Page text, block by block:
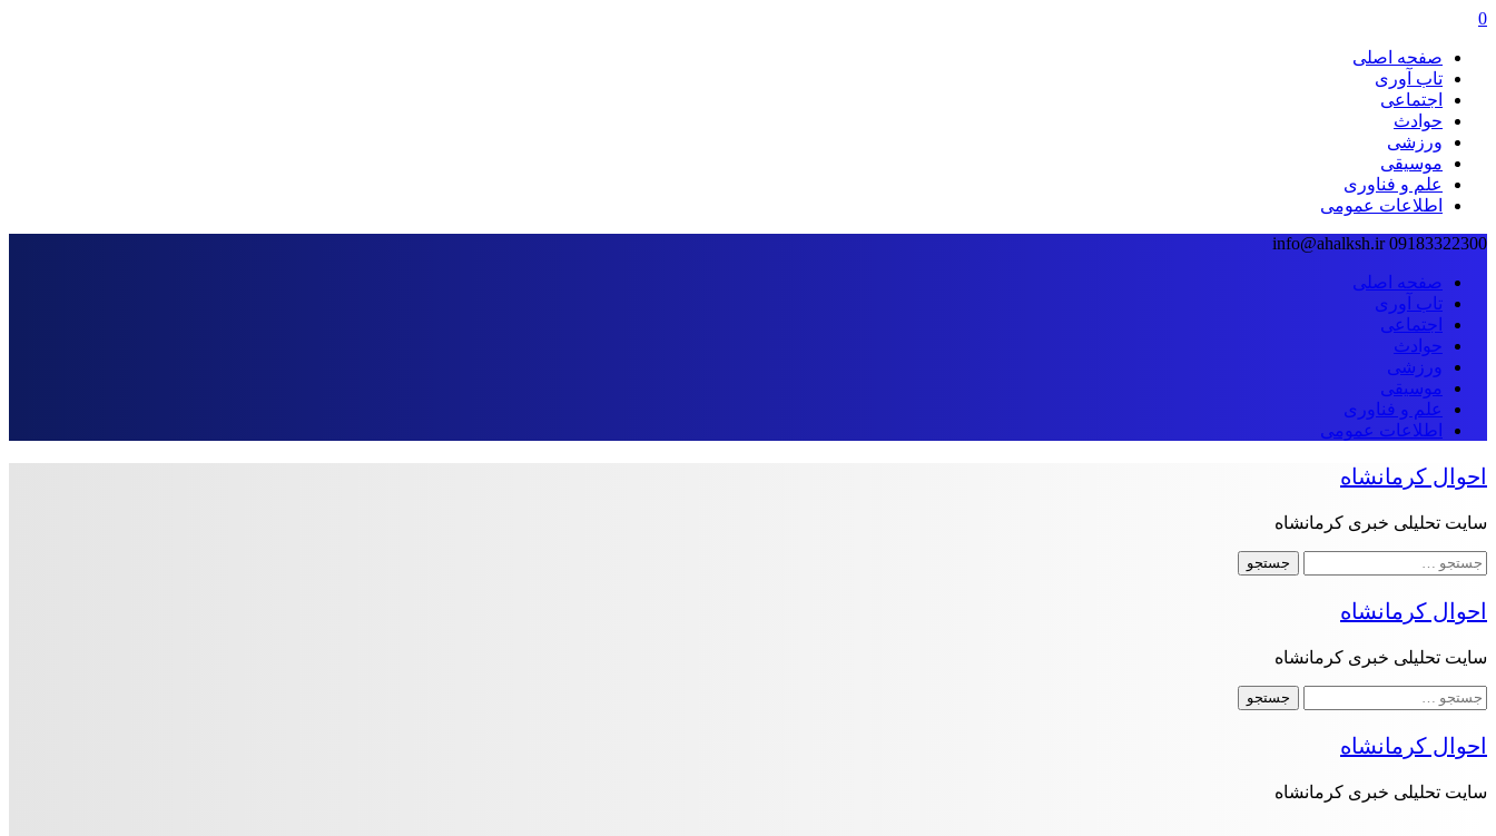
0
صفحه اصلی
تاب آوری
اجتماعی
حوادث
ورزشی
موسیقی
علم و فناوری
اطلاعات عمومی
09183322300
info@ahalksh.ir
صفحه اصلی
تاب آوری
اجتماعی
حوادث
ورزشی
موسیقی
علم و فناوری
اطلاعات عمومی
احوال کرمانشاه
سایت تحلیلی خبری کرمانشاه
جستجو
برای:
احوال کرمانشاه
سایت تحلیلی خبری کرمانشاه
جستجو
برای:
احوال کرمانشاه
سایت تحلیلی خبری کرمانشاه